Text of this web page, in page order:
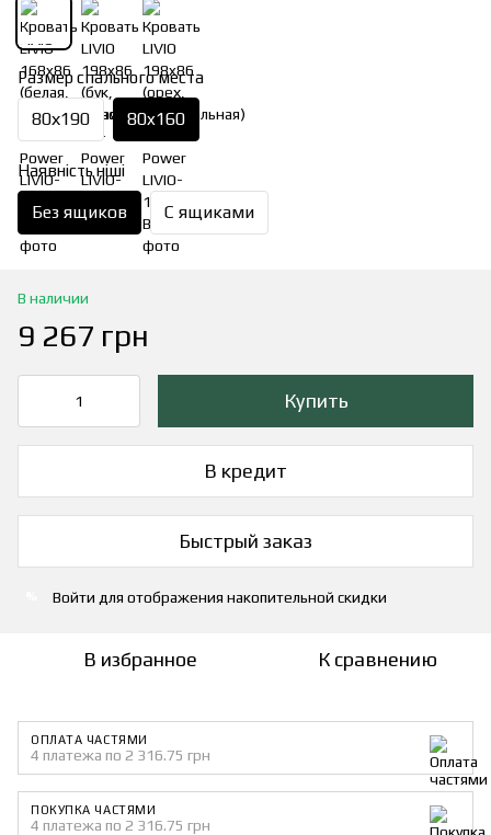
Размер спального места
80х190 80x160
Наявність ніші
Без ящиков С ящиками
В наличии
9 267 грн
Купить
В кредит
Быстрый заказ
Войти для отображения накопительной скидки
В избранное К сравнению
ОПЛАТА ЧАСТЯМИ
4 платежа по 2 316.75 грн
ПОКУПКА ЧАСТЯМИ
4 платежа по 2 316.75 грн